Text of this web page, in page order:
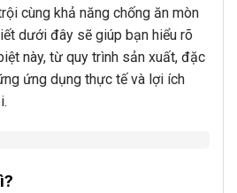
cùng khả năng chống ăn mòn
dưới đây sẽ giúp bạn hiểu rõ
này, từ quy trình sản xuất, đặc
ứng dụng thực tế và lợi ích